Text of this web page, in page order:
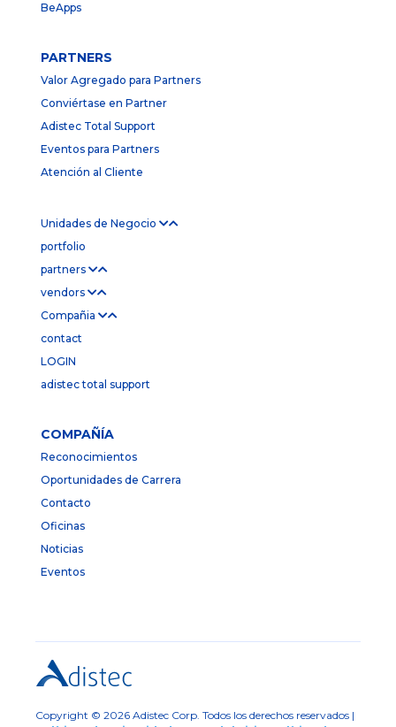
BeApps
PARTNERS
Valor Agregado para Partners
Conviértase en Partner
Adistec Total Support
Eventos para Partners
Atención al Cliente
Unidades de Negocio
portfolio
partners
vendors
Compañia
contact
LOGIN
adistec total support
COMPAÑÍA
Reconocimientos
Oportunidades de Carrera
Contacto
Oficinas
Noticias
Eventos
Copyright © 2026 Adistec Corp. Todos los derechos reservados |